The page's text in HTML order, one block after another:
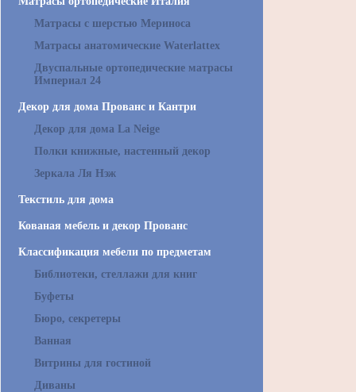
Матрасы с шерстью Мериноса
Матрасы анатомические Waterlattex
Двуспальные ортопедические матрасы
Империал 24
Декор для дома Прованс и Кантри
Декор для дома La Neige
Полки книжные, настенный декор
Зеркала Ля Нэж
Текстиль для дома
Кованая мебель и декор Прованс
Классификация мебели по предметам
Библиотеки, стеллажи для книг
Буфеты
Бюро, секретеры
Ванная
Витрины для гостиной
Диваны